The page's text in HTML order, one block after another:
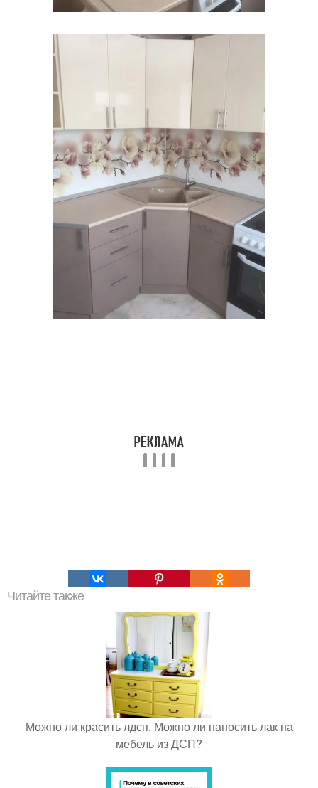
Читайте также
Можно ли красить лдсп. Можно ли наносить лак на
мебель из ДСП?